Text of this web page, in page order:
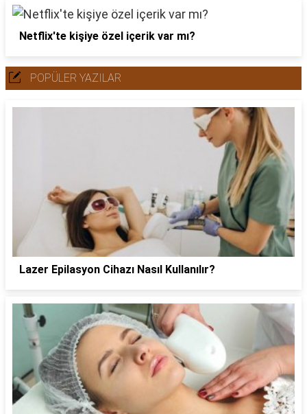
Netflix'te kişiye özel içerik var mı?
POPÜLER YAZILAR
Lazer Epilasyon Cihazı Nasıl Kullanılır?